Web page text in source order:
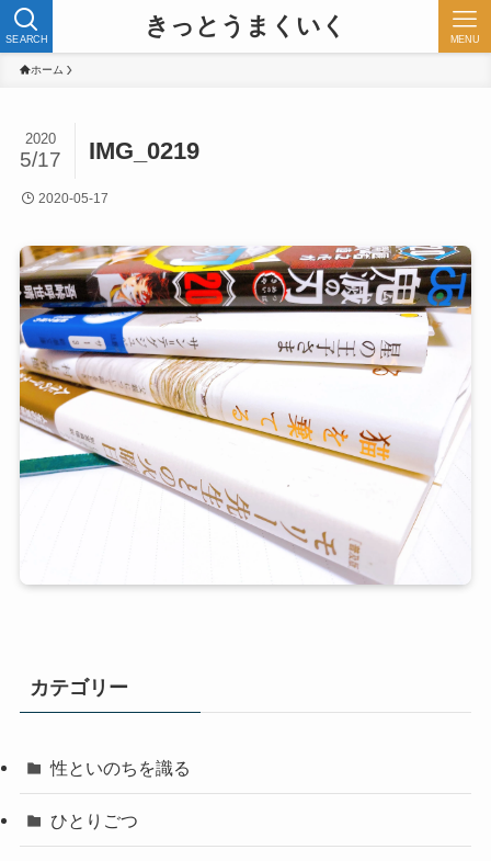
きっとうまくいく
SEARCH MENU
ホーム
IMG_0219
2020
5/17
2020-05-17
カテゴリー
性といのちを識る
ひとりごつ